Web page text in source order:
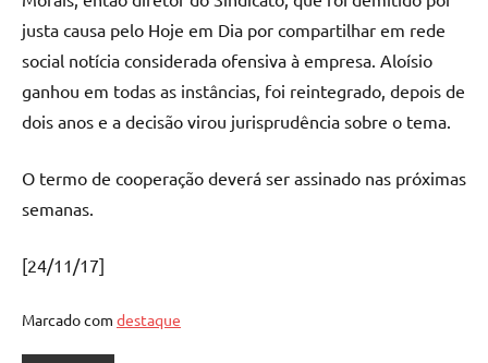
justa causa pelo Hoje em Dia por compartilhar em rede
social notícia considerada ofensiva à empresa. Aloísio
ganhou em todas as instâncias, foi reintegrado, depois de
dois anos e a decisão virou jurisprudência sobre o tema.
O termo de cooperação deverá ser assinado nas próximas
semanas.
[24/11/17]
Marcado com destaque